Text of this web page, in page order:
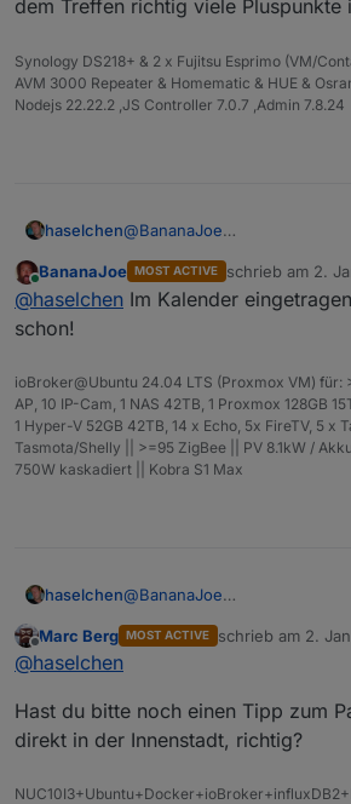
Es kann natürlich immer was
dass ihr rechtzeitig Bescheid
Ich möchte auch beim ersten
Präsentation oder Vorträge
dem Treffen richtig viele Pluspunkte
Synology DS218+ & 2 x Fujitsu Esprimo (VM/
AVM 3000 Repeater & Homematic & HUE &
Nodejs 22.22.2 ,JS Controller 7.0.7 ,Admin 7.8.24
haselchen@BananaJoe
@Samson71
@wendy2702
Soooo, im Neuen Jahr zur
Info.
https://www.thaers.de/
Online
BananaJoe MOST ACTIVE schrieb am 2.
zuletzt editiert
@haselchen Im Kalender
schon!
ioBroker@Ubuntu 24.04 LTS (Proxmox VM) für:
AP, 10 IP-Cam, 1 NAS 42TB, 1 Proxmox 128GB
1 Hyper-V 52GB 42TB, 14 x Echo, 5x FireTV, 5 x
Tasmota/Shelly || >=95 ZigBee || PV 8.1kW /
750W kaskadiert || Kobra S1 Max
haselchen@BananaJoe
@Samson71
Soooo, im Neuen Jahr zur
Offline
Marc Berg MOST ACTIVE schrieb am 2.
zuletzt editiert
@haselchen
Hast du bitte noch einen Tipp zum
direkt in der Innenstadt, richtig?